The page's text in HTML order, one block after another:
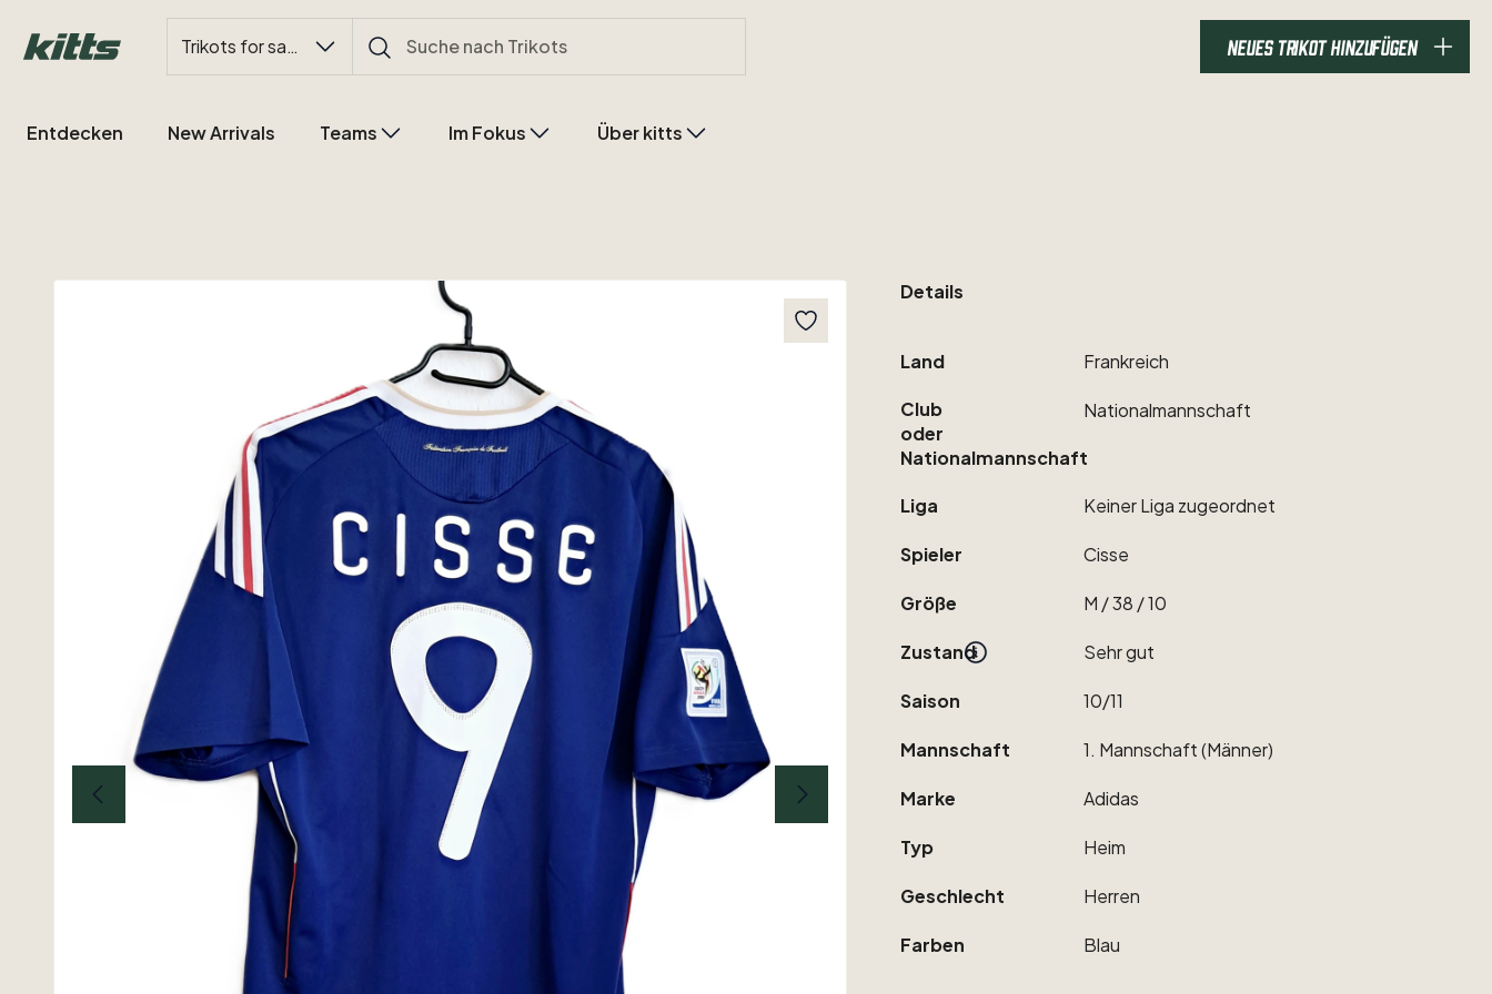
Trikots for sale NEUES TRIKOT HINZUFÜGEN
Entdecken New Arrivals Teams Im Fokus Über kitts
Details
Land Frankreich
Club
oder
Nationalmannschaft
Nationalmannschaft
Liga KeinerLiga zugeordnet
Spieler Cisse
Größe M ​/​38 ​/​10
Zustand Sehrgut
Saison 10​/​11
Mannschaft 1. Mannschaft(Männer)
Marke Adidas
Typ Heim
Geschlecht Herren
Farben Blau